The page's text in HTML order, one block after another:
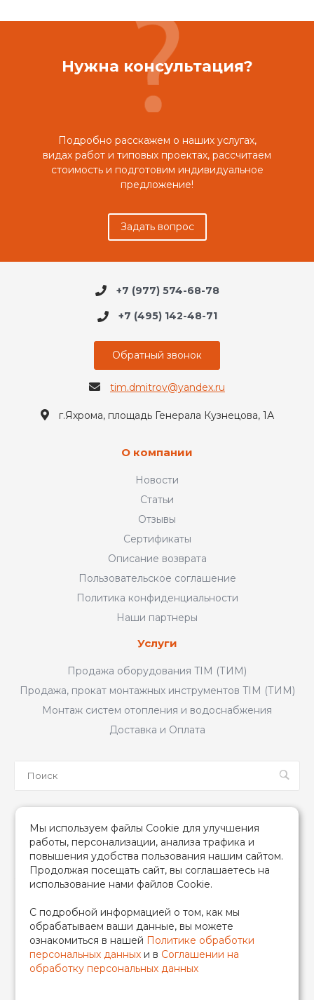
Нужна консультация?
Подробно расскажем о наших услугах,
видах работ и типовых проектах, рассчитаем
стоимость и подготовим индивидуальное
предложение!
Задать вопрос
+7 (977) 574-68-78
+7 (495) 142-48-71
Обратный звонок
tim.dmitrov@yandex.ru
г.Яхрома, площадь Генерала Кузнецова, 1А
О компании
Новости
Статьи
Отзывы
Сертификаты
Описание возврата
Пользовательское соглашение
Политика конфиденциальности
Наши партнеры
Услуги
Продажа оборудования TIM (ТИМ)
Продажа, прокат монтажных инструментов TIM (ТИМ)
Монтаж систем отопления и водоснабжения
Доставка и Оплата
2026 © TIM (ТИМ) Инженерная сантехника, Все права
защищены
ИП Гончаренко Надежда Николаевна
500708528433/319500700011740
Мы используем файлы Cookie для улучшения
работы, персонализации, анализа трафика и
повышения удобства пользования нашим сайтом.
Продолжая посещать сайт, вы соглашаетесь на
использование нами файлов Cookie.
С подробной информацией о том, как мы
обрабатываем ваши данные, вы можете
ознакомиться в нашей Политике обработки
персональных данных и в Соглашении на
обработку персональных данных